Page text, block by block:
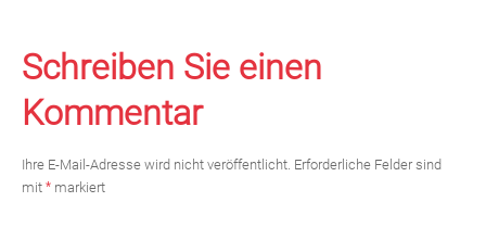
Schreiben Sie einen
Kommentar
Ihre E-Mail-Adresse wird nicht veröffentlicht. Erforderliche Felder sind
mit * markiert